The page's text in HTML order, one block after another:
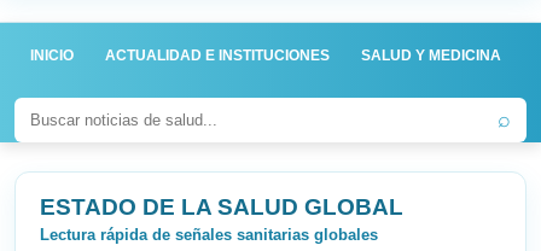
INICIO ACTUALIDAD E INSTITUCIONES SALUD Y MEDICINA
⌕
ESTADO DE LA SALUD GLOBAL
Lectura rápida de señales sanitarias globales